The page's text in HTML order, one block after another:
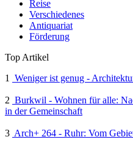
Reise
Verschiedenes
Antiquariat
Förderung
Top Artikel
1
Weniger ist genug -
2 Burkwil - Wohnen für alle:
in der Gemeinschaft
3 Arch+ 264 - Ruhr: Vom